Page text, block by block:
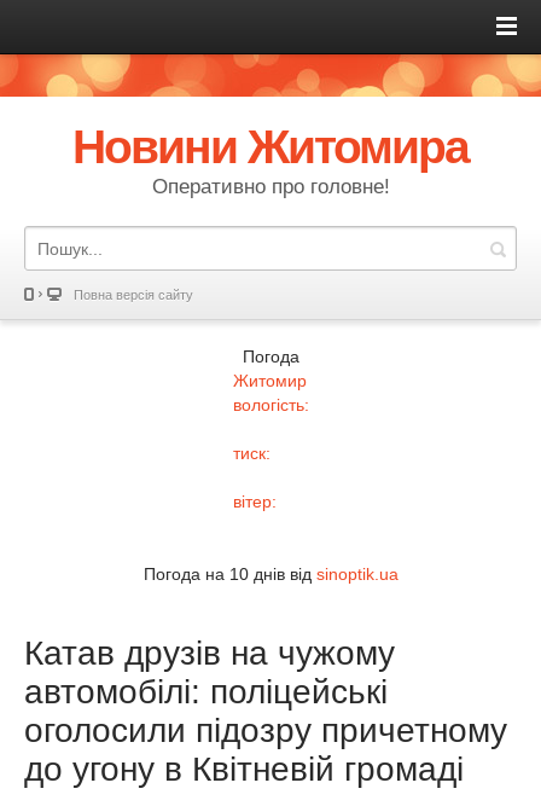
Новини Житомира
Оперативно про головне!
Повна версія сайту
Погода
Житомир
вологість:
тиск:
вітер:
Погода на 10 днів від sinoptik.ua
Катав друзів на чужому
автомобілі: поліцейські
оголосили підозру причетному
до угону в Квітневій громаді